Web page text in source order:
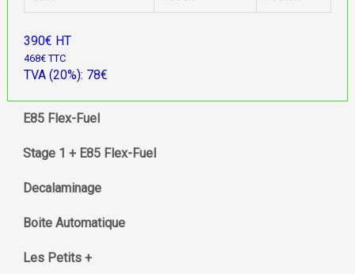
390€ HT
468€ TTC
TVA (20%): 78€
E85 Flex-Fuel
Stage 1 + E85 Flex-Fuel
Decalaminage
Boite Automatique
Les Petits +